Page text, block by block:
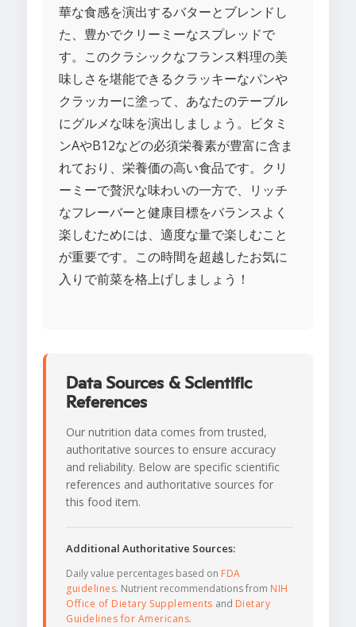
華な食感を演出するバターとブレンドし
た、豊かでクリーミーなスプレッドで
す。このクラシックなフランス料理の美
味しさを堪能できるクラッキーなパンや
クラッカーに塗って、あなたのテーブル
にグルメな味を演出しましょう。ビタミ
ンAやB12などの必須栄養素が豊富に含ま
れており、栄養価の高い食品です。クリ
ーミーで贅沢な味わいの一方で、リッチ
なフレーバーと健康目標をバランスよく
楽しむためには、適度な量で楽しむこと
が重要です。この時間を超越したお気に
入りで前菜を格上げしましょう！
Data Sources & Scientific
References
Our nutrition data comes from trusted,
authoritative sources to ensure accuracy
and reliability. Below are specific scientific
references and authoritative sources for
this food item.
Additional Authoritative Sources:
Daily value percentages based on FDA
guidelines. Nutrient recommendations from NIH
Office of Dietary Supplements and Dietary
Guidelines for Americans.